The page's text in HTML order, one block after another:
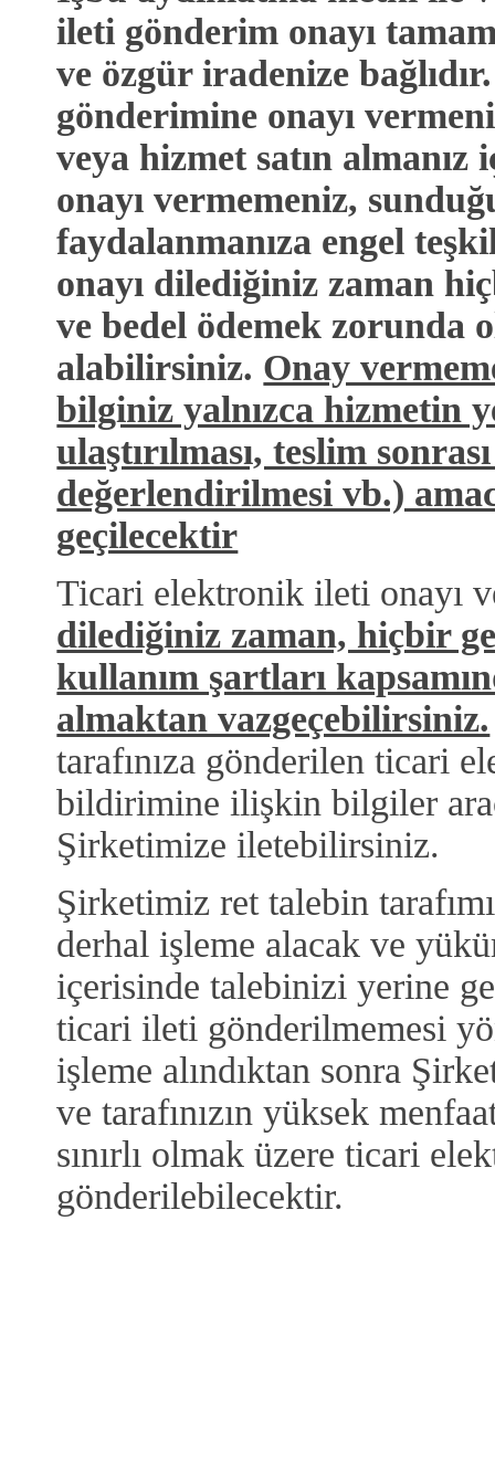
ileti gönderim onayı
ve özgür iradenize
gönderimine onayı
veya hizmet satın
onayı vermemeniz,
faydalanmanıza engel
onayı dilediğiniz zaman
ve bedel ödemek zorunda
alabilirsiniz. Onay
bilginiz yalnızca hizmetin
ulaştırılması, teslim
değerlendirilmesi vb.)
geçilecektir
Ticari elektronik ileti onayı
dilediğiniz zaman, hiçbir
kullanım şartları
almaktan vazgeçebilirsiniz.
tarafınıza gönderilen ticari
bildirimine ilişkin bilgiler
Şirketimize iletebilirsiniz.
Şirketimiz ret talebin
derhal işleme alacak ve
içerisinde talebinizi yerine
ticari ileti gönderilmemesi
işleme alındıktan sonra
ve tarafınızın yüksek
sınırlı olmak üzere ticari
gönderilebilecektir.